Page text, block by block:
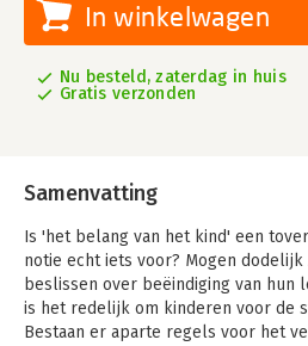
In winkelwagen
Nu besteld, zaterdag in huis
Gratis verzonden
Samenvatting
Is 'het belang van het kind' een
notie echt iets voor? Mogen
beslissen over beëindiging van hun
is het redelijk om kinderen voor de
Bestaan er aparte regels voor het